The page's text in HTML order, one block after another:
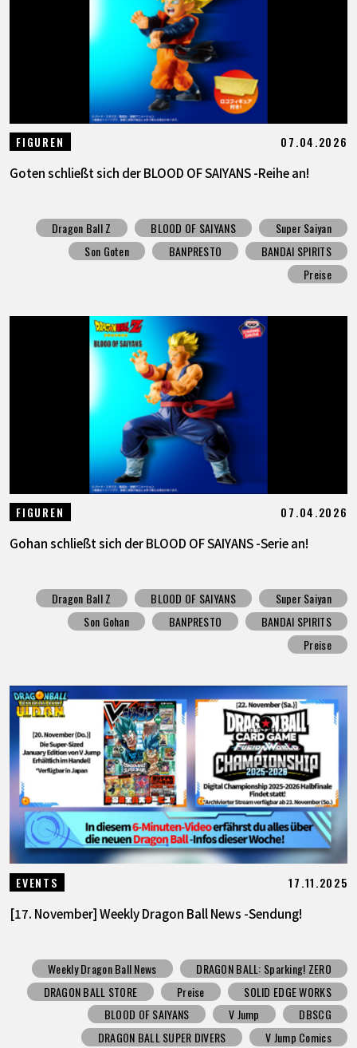
FIGUREN 07.04.2026
Goten schließt sich der BLOOD OF SAIYANS -Reihe an!
Dragon Ball Z BLOOD OF SAIYANS
Super Saiyan
Son Goten
BANPRESTO
BANDAI SPIRITS
Preise
FIGUREN 07.04.2026
Gohan schließt sich der BLOOD OF SAIYANS -Serie an!
Dragon Ball Z BLOOD OF SAIYANS
Super Saiyan
Son Gohan
BANPRESTO
BANDAI SPIRITS
Preise
EVENTS 17.11.2025
[17. November] Weekly Dragon Ball News -Sendung!
Weekly Dragon Ball News
DRAGON BALL: Sparking! ZERO
DRAGON BALL STORE
Preise
SOLID EDGE WORKS
BLOOD OF SAIYANS
V Jump
DBSCG
DRAGON BALL SUPER DIVERS
V Jump Comics